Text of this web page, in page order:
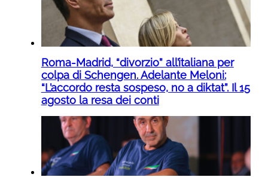
Roma-Madrid, “divorzio” all’italiana per
colpa di Schengen. Adelante Meloni:
“L’accordo resta sospeso, no a diktat”. Il 15
agosto la resa dei conti